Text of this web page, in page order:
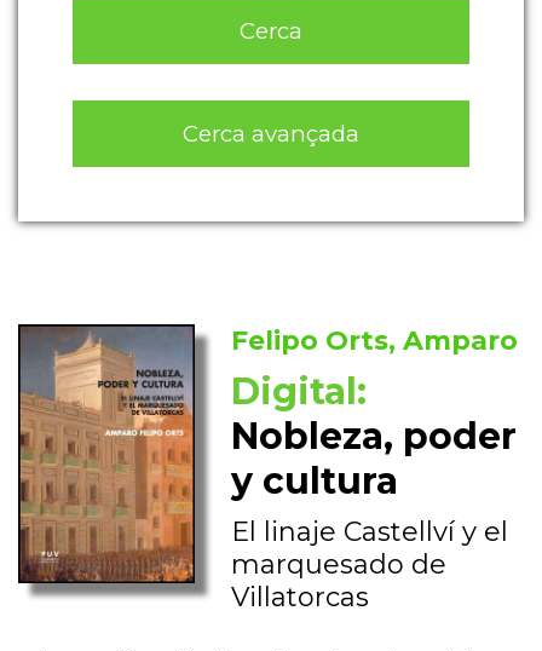
Cerca
Cerca avançada
Felipo Orts, Amparo
Digital:
Nobleza, poder
y cultura
El linaje Castellví y el
marquesado de
Villatorcas